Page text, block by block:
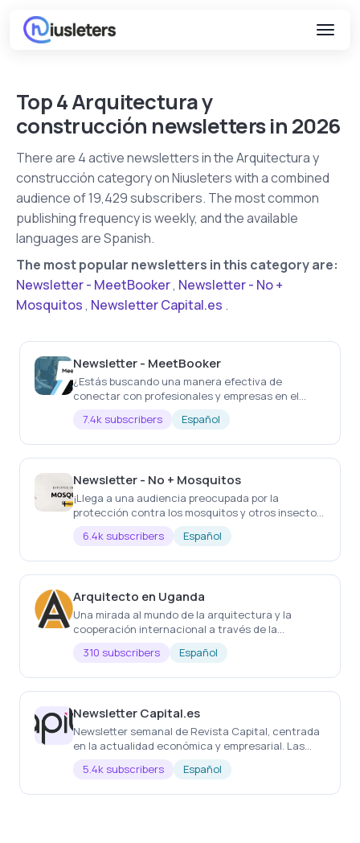
Top 4 Arquitectura y
construcción newsletters in 2026
There are 4 active newsletters in the Arquitectura y
construcción category on Niusleters with a combined
audience of 19,429 subscribers. The most common
publishing frequency is weekly, and the available
languages are Spanish.
The most popular newsletters in this category are:
Newsletter - MeetBooker, Newsletter - No +
Mosquitos, Newsletter Capital.es .
Newsletter - MeetBooker
¿Estás buscando una manera efectiva de
conectar con profesionales y empresas en el
en España?
7.4k subscribers Español
Newsletter - No + Mosquitos
¡Llega a una audiencia preocupada por la
protección contra los mosquitos y otros insectos
6.4k subscribers Español
Arquitecto en Uganda
Una mirada al mundo de la arquitectura y la
cooperación internacional a través de la
310 subscribers Español
Newsletter Capital.es
Newsletter semanal de Revista Capital, centrada
en la actualidad económica y empresarial. Las
semana
5.4k subscribers Español